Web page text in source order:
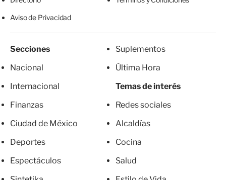
Aviso de Privacidad
Secciones
Nacional
Internacional
Finanzas
Ciudad de México
Deportes
Espectáculos
Suplementos
Última Hora
Temas de interés
Redes sociales
Alcaldías
Cocina
Salud